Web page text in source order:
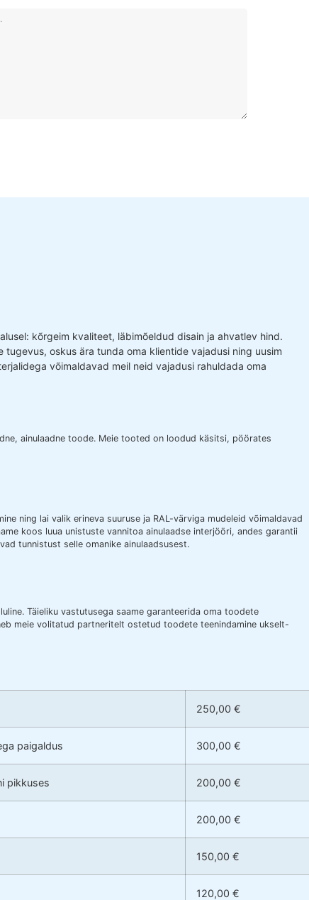
kõrgeim kvaliteet, läbimõeldud disain ja ahvatlev hind.
tugevus, oskus ära tunda oma klientide vajadusi ning uusim
võimaldavad meil neid vajadusi rahuldada oma
ainulaadne toode. Meie tooted on loodud käsitsi, pöörates
ning lai valik erineva suuruse ja RAL-värviga mudeleid võimaldavad
koos luua unistuste vannitoa ainulaadse interjööri, andes garantii
tunnistust selle omanike ainulaadsusest.
Täieliku vastutusega saame garanteerida oma toodete
meie volitatud partneritelt ostetud toodete teenindamine ukselt-
250,00 €
paigaldus 300,00 €
pikkuses 200,00 €
200,00 €
150,00 €
120,00 €